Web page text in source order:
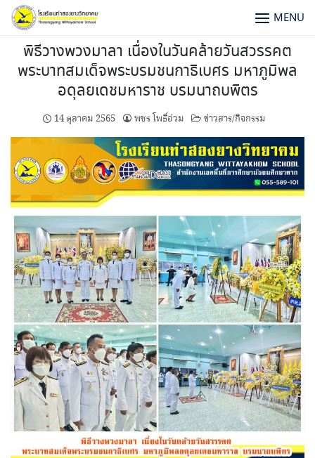
MENU
พิธีวางพวงมาลา เนื่องในวันคล้ายวันสวรรคต
พระบาทสมเด็จพระบรมชนกาธิเบศร มหาภูมิพล
อดุลยเดชมหาราช บรมนาถบพิตร
14 ตุลาคม 2565 พชร โพธิ์อ่วม ข่าวสาร/กิจกรรม